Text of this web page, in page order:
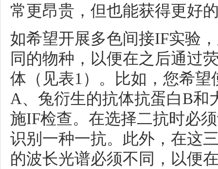
常更昂贵，但也能获得更好
如希望开展多色间接IF实验
同的物种，以便在之后通过
体 （见表1）。比如，您希
A、兔衍生的抗体抗蛋白B和
施IF检查。在选择二抗时必
识别一种一抗。此外，在这
的波长光谱必须不同，以便